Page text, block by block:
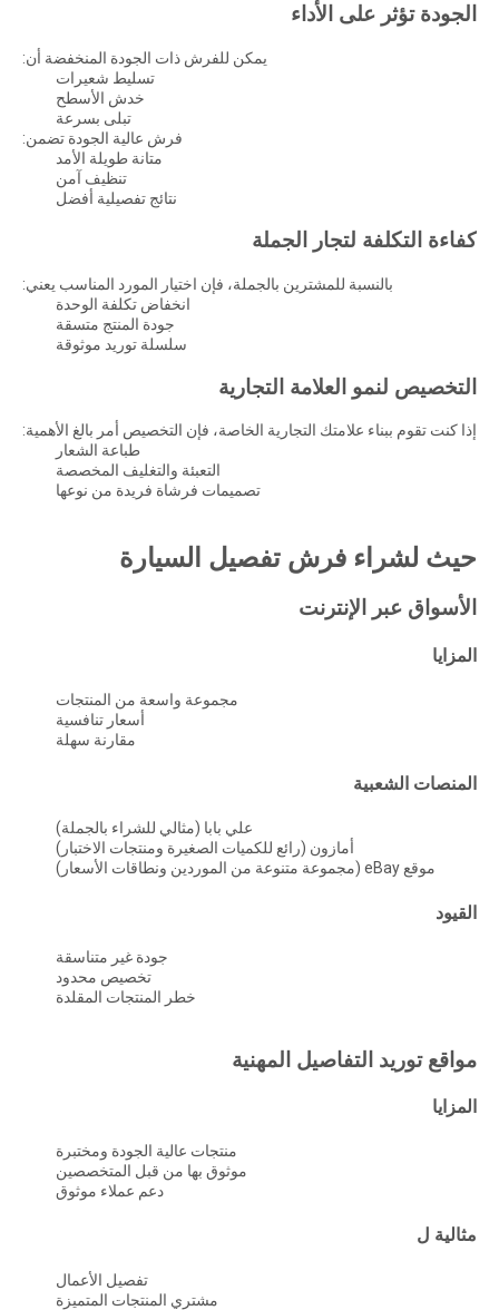
الجودة تؤثر على الأداء
يمكن للفرش ذات الجودة المنخفضة أن:
تسليط شعيرات
خدش الأسطح
تبلى بسرعة
فرش عالية الجودة تضمن:
متانة طويلة الأمد
تنظيف آمن
نتائج تفصيلية أفضل
كفاءة التكلفة لتجار الجملة
بالنسبة للمشترين بالجملة، فإن اختيار المورد المناسب يعني:
انخفاض تكلفة الوحدة
جودة المنتج متسقة
سلسلة توريد موثوقة
التخصيص لنمو العلامة التجارية
إذا كنت تقوم ببناء علامتك التجارية الخاصة، فإن التخصيص أمر بالغ الأهمية:
طباعة الشعار
التعبئة والتغليف المخصصة
تصميمات فرشاة فريدة من نوعها
حيث لشراء فرش تفصيل السيارة
الأسواق عبر الإنترنت
المزايا
مجموعة واسعة من المنتجات
أسعار تنافسية
مقارنة سهلة
المنصات الشعبية
علي بابا (مثالي للشراء بالجملة)
أمازون (رائع للكميات الصغيرة ومنتجات الاختبار)
موقع eBay (مجموعة متنوعة من الموردين ونطاقات الأسعار)
القيود
جودة غير متناسقة
تخصيص محدود
خطر المنتجات المقلدة
مواقع توريد التفاصيل المهنية
المزايا
منتجات عالية الجودة ومختبرة
موثوق بها من قبل المتخصصين
دعم عملاء موثوق
مثالية ل
تفصيل الأعمال
مشتري المنتجات المتميزة